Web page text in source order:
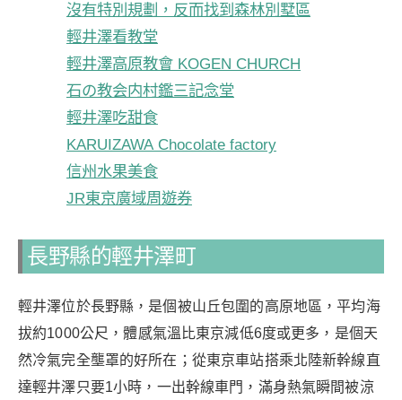
沒有特別規劃，反而找到森林別墅區
輕井澤看教堂
輕井澤高原教會 KOGEN CHURCH
石の教会内村鑑三記念堂
輕井澤吃甜食
KARUIZAWA Chocolate factory
信州水果美食
JR東京廣域周遊券
長野縣的輕井澤町
輕井澤位於長野縣，是個被山丘包圍的高原地區，平均海
拔約1000公尺，體感氣溫比東京減低6度或更多，是個天
然冷氣完全壟罩的好所在；從東京車站搭乘北陸新幹線直
達輕井澤只要1小時，一出幹線車門，滿身熱氣瞬間被涼